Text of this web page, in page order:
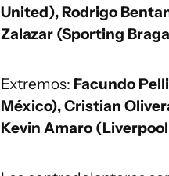
United), Rodrigo
Zalazar (Sporting
Extremos: Facundo
México), Cristian
Kevin Amaro